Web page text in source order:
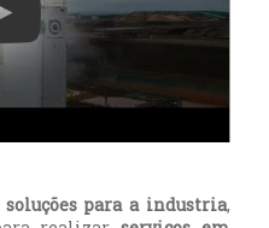
soluções para a industria,